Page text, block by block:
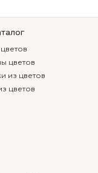
цветов
из цветов
цветов